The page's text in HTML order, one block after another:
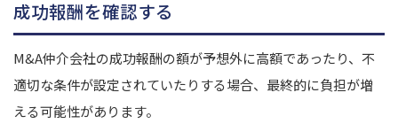
成功報酬を確認する
M&A仲介会社の成功報酬の額が予想外に高額であったり、不
適切な条件が設定されていたりする場合、最終的に負担が増
える可能性があります。